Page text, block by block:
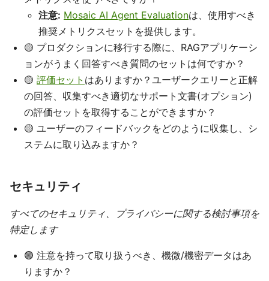
注意: Mosaic AI Agent Evaluationは、使用すべき
推奨メトリクスセットを提供します。
🟡 プロダクションに移行する際に、RAGアプリケーシ
ョンがうまく回答すべき質問のセットは何ですか？
🟡 評価セット はありますか？ユーザークエリーと正解
の回答、収集すべき適切なサポート文書(オプション)
の評価セットを取得することができますか？
🟡 ユーザーのフィードバックをどのように収集し、シ
ステムに取り込みますか？
セキュリティ
すべてのセキュリティ、プライバシーに関する検討事項を
特定します
🟢 注意を持って取り扱うべき、機微/機密データはあ
りますか？